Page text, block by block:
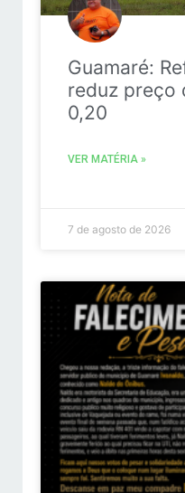
Guamaré:
reduz preço
0,20
VER MATÉRIA »
7 de agosto de 2026